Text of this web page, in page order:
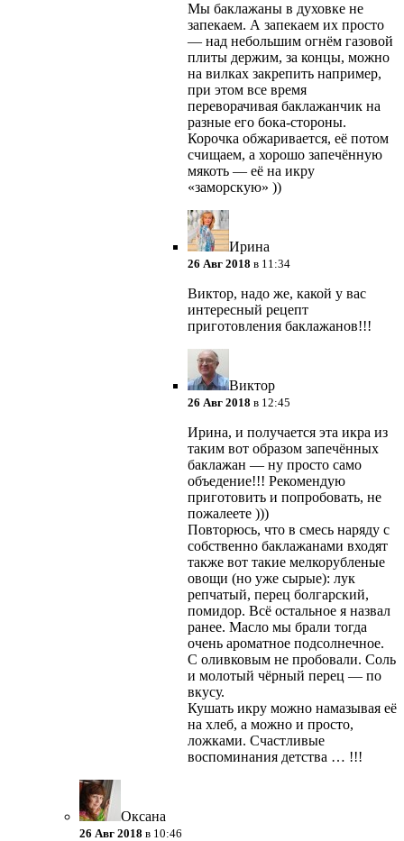
Мы баклажаны в духовке не
запекаем. А запекаем их просто
— над небольшим огнём газовой
плиты держим, за концы, можно
на вилках закрепить например,
при этом все время
переворачивая баклажанчик на
разные его бока-стороны.
Корочка обжаривается, её потом
счищаем, а хорошо запечённую
мякоть — её на икру
«заморскую» ))
Ирина
26 Авг 2018 в 11:34
Виктор, надо же, какой у вас
интересный рецепт
приготовления баклажанов!!!
Виктор
26 Авг 2018 в 12:45
Ирина, и получается эта икра из
таким вот образом запечённых
баклажан — ну просто само
объедение!!! Рекомендую
приготовить и попробовать, не
пожалеете )))
Повторюсь, что в смесь наряду с
собственно баклажанами входят
также вот такие мелкорубленые
овощи (но уже сырые): лук
репчатый, перец болгарский,
помидор. Всё остальное я назвал
ранее. Масло мы брали тогда
очень ароматное подсолнечное.
С оливковым не пробовали. Соль
и молотый чёрный перец — по
вкусу.
Кушать икру можно намазывая её
на хлеб, а можно и просто,
ложками. Счастливые
воспоминания детства … !!!
Оксана
26 Авг 2018 в 10:46